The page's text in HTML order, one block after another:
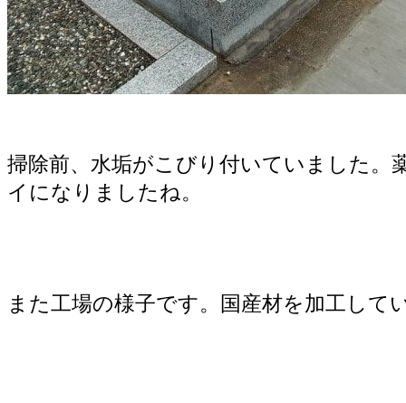
掃除前、水垢がこびり付いていました。
イになりましたね。
また工場の様子です。国産材を加工して